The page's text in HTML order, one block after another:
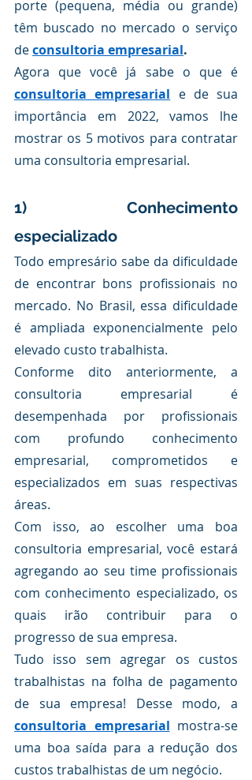
porte (pequena, média ou grande)
têm buscado no mercado o serviço
de consultoria empresarial.
consultoria empresarial e de sua
importância em 2022, vamos lhe
mostrar os 5 motivos para contratar
uma consultoria empresarial.
1) Conhecimento
especializado
Todo empresário sabe da dificuldade
de encontrar bons profissionais no
mercado. No Brasil, essa dificuldade
é ampliada exponencialmente pelo
elevado custo trabalhista.
Conforme dito anteriormente, a
consultoria empresarial é
desempenhada por profissionais
com profundo conhecimento
empresarial, comprometidos e
especializados em suas respectivas
áreas.
Com isso, ao escolher uma boa
consultoria empresarial, você estará
agregando ao seu time profissionais
com conhecimento especializado, os
quais irão contribuir para o
progresso de sua empresa.
Tudo isso sem agregar os custos
trabalhistas na folha de pagamento
consultoria empresarial mostra-se
uma boa saída para a redução dos
custos trabalhistas de um negócio.